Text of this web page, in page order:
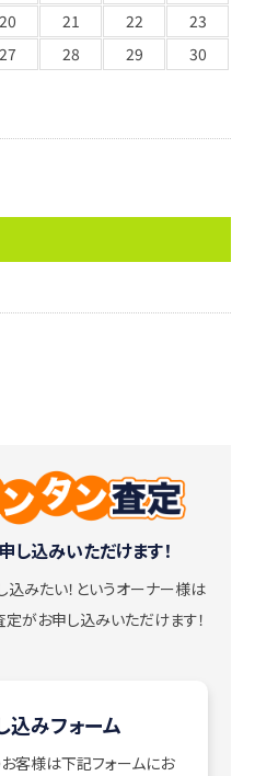
20 21 22
23
27 28 29
30
し込みいただけます！
込みたい！ というオーナー様は
定がお申し込みいただけます！
込みフォーム
客様は下記フォームにお